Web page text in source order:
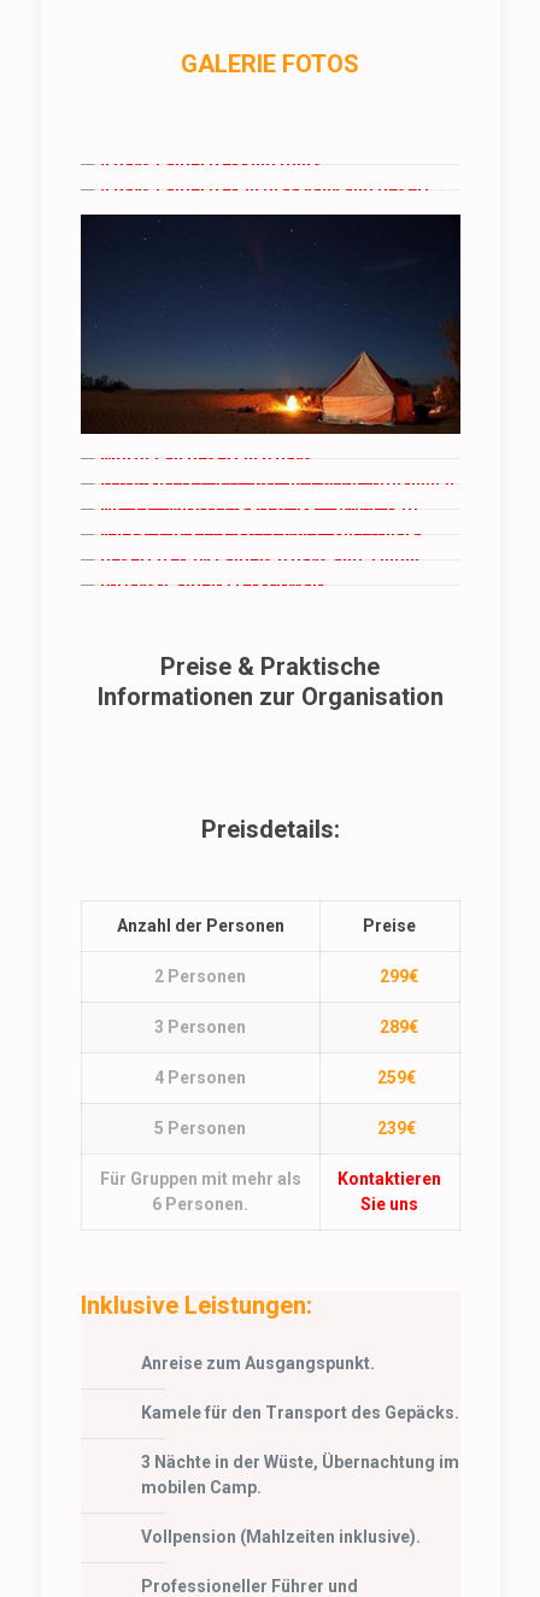
GALERIE FOTOS
Preise & Praktische
Informationen zur Organisation
Preisdetails:
Anzahl der Personen Preise
2 Personen 299€
3 Personen 289€
4 Personen 259€
5 Personen 239€
Für Gruppen mit mehr als
6 Personen.
Kontaktieren
Sie uns
Inklusive Leistungen:
Anreise zum Ausgangspunkt.
Kamele für den Transport des Gepäcks.
3 Nächte in der Wüste, Übernachtung im
mobilen Camp.
Vollpension (Mahlzeiten inklusive).
Professioneller Führer und